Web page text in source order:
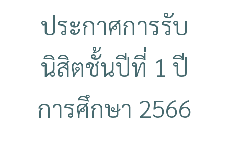
ประกาศการรับ
นิสิตชั้นปีที่ 1 ปี
การศึกษา 2566